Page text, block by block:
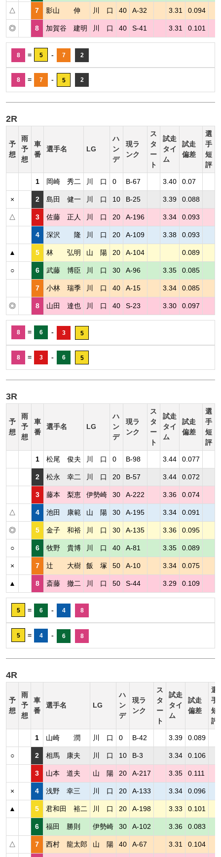
△ 7 影山 伸 川 口 40 A-32 3.31 0.094
◎ 8 加賀谷 建明 川 口 40 S-41 3.31 0.101
8 = 5 - 7 2
8 = 7 - 5 2
2R
予
想
雨
予
想
車
番
選手名 LG
ハ
ン
デ
現ラ
ンク
ス
タ
ー
ト
試走
タイ
ム
試走
偏差
選
手
短
評
1 岡崎 秀二 川 口 0 B-67 3.40 0.07
× 2 島田 健一 川 口 10 B-25 3.39 0.088
△ 3 佐藤 正人 川 口 20 A-196 3.34 0.093
4 深沢 隆 川 口 20 A-109 3.38 0.093
▲ 5 林 弘明 山 陽 20 A-104 0.089
○ 6 武藤 博臣 川 口 30 A-96 3.35 0.085
7 小林 瑞季 川 口 40 A-15 3.34 0.085
◎ 8 山田 達也 川 口 40 S-23 3.30 0.097
8 = 6 - 3 5
8 = 3 - 6 5
3R
予
想
雨
予
想
車
番
選手名 LG
ハ
ン
デ
現ラ
ンク
ス
タ
ー
ト
試走
タイ
ム
試走
偏差
選
手
短
評
1 松尾 俊夫 川 口 0 B-98 3.44 0.077
2 松永 幸二 川 口 20 B-57 3.44 0.072
3 藤本 梨恵 伊勢崎 30 A-222 3.36 0.074
△ 4 池田 康範 山 陽 30 A-195 3.34 0.091
◎ 5 金子 和裕 川 口 30 A-135 3.36 0.095
○ 6 牧野 貴博 川 口 40 A-81 3.35 0.089
× 7 辻 大樹 飯 塚 50 A-10 3.34 0.075
▲ 8 斎藤 撤二 川 口 50 S-44 3.29 0.109
5 = 6 - 4 8
5 = 4 - 6 8
4R
予
想
雨
予
想
車
番
選手名 LG
ハ
ン
デ
現ラ
ンク
ス
タ
ー
ト
試走
タイ
ム
試走
偏差
選
手
短
評
1 山崎 潤 川 口 0 B-42 3.39 0.089
○ 2 相馬 康夫 川 口 10 B-3 3.34 0.106
3 山本 道夫 山 陽 20 A-217 3.35 0.111
× 4 浅野 幸三 川 口 20 A-133 3.34 0.096
▲ 5 君和田 裕二 川 口 20 A-198 3.33 0.101
6 福田 勝則 伊勢崎 30 A-102 3.36 0.083
△ 7 西村 龍太郎 山 陽 40 A-67 3.31 0.104